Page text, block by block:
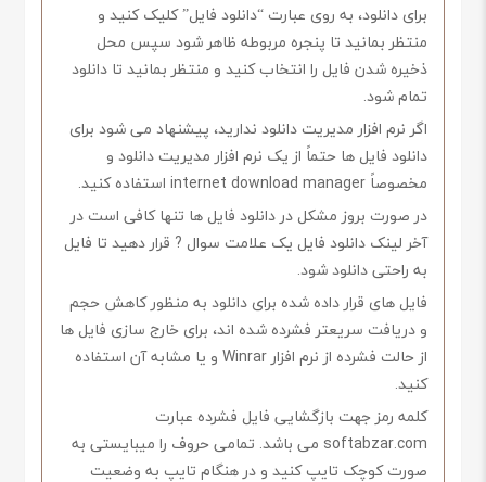
برای دانلود، به روی عبارت “دانلود فایل” کلیک کنید و
منتظر بمانید تا پنجره مربوطه ظاهر شود سپس محل
ذخیره شدن فایل را انتخاب کنید و منتظر بمانید تا دانلود
تمام شود.
اگر نرم افزار مدیریت دانلود ندارید، پیشنهاد می شود برای
دانلود فایل ها حتماً از یک نرم افزار مدیریت دانلود و
مخصوصاً internet download manager استفاده کنید.
در صورت بروز مشکل در دانلود فایل ها تنها کافی است در
آخر لینک دانلود فایل یک علامت سوال ? قرار دهید تا فایل
به راحتی دانلود شود.
فایل های قرار داده شده برای دانلود به منظور کاهش حجم
و دریافت سریعتر فشرده شده اند، برای خارج سازی فایل ها
از حالت فشرده از نرم افزار Winrar و یا مشابه آن استفاده
کنید.
کلمه رمز جهت بازگشایی فایل فشرده عبارت
softabzar.com می باشد. تمامی حروف را میبایستی به
صورت کوچک تایپ کنید و در هنگام تایپ به وضعیت